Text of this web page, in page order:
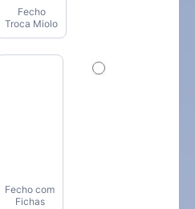
Fecho
Troca Miolo
Fecho com
Fichas